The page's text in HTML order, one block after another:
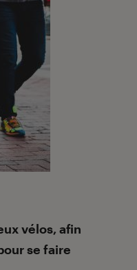
vélos, afin
se faire